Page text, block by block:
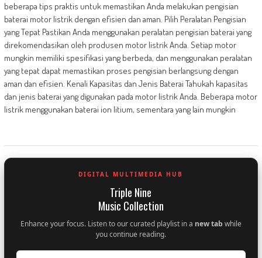
beberapa tips praktis untuk memastikan Anda melakukan pengisian
baterai motor listrik dengan efisien dan aman. Pilih Peralatan Pengisian
yang Tepat Pastikan Anda menggunakan peralatan pengisian baterai yang
direkomendasikan oleh produsen motor listrik Anda. Setiap motor
mungkin memiliki spesifikasi yang berbeda, dan menggunakan peralatan
yang tepat dapat memastikan proses pengisian berlangsung dengan
aman dan efisien. Kenali Kapasitas dan Jenis Baterai Tahukah kapasitas
dan jenis baterai yang digunakan pada motor listrik Anda. Beberapa motor
listrik menggunakan baterai ion litium, sementara yang lain mungkin
DIGITAL MULTIMEDIA HUB
Triple Nine
Music Collection
Enhance your focus. Listen to our curated playlist in a new tab while
you continue reading.